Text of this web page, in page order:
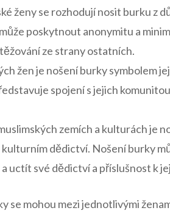
ženy ⁤se ‌rozhodují nosit burku z
poskytnout anonymitu a
ze strany ostatních.
žen je nošení burky symbolem
spojení s ⁣jejich
zemích a kulturách je⁣
dědictví. ⁤Nošení⁣ burky
uctít ⁣své dědictví a příslušnost k
se mohou mezi jednotlivými